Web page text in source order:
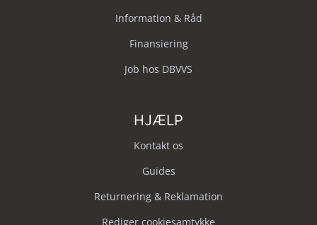
Information & Råd
Finansiering
Job hos DBVVS
HJÆLP
Kontakt os
Guides
Returnering & Reklamation
Rediger cookiesamtykke